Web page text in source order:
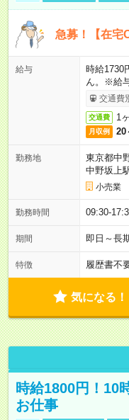
急募！【在宅
給与
時給1730
ん。※給
交通費
交通費 1
月収例 20
勤務地
東京都中
中野坂上
小売業
勤務時間 09:30-
期間 即日～長
特徴 履歴書不
気になる！
時給1800円！10
お仕事